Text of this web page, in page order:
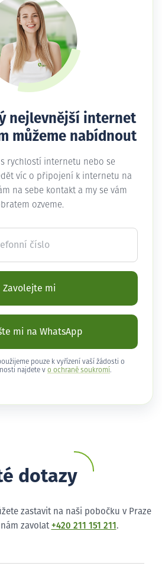
nejlevnější internet
můžeme nabídnout
s rychlostí internetu nebo se
víc o připojení k internetu na
na sebe kontakt a my se vám
ozveme.
číslo
Zavolejte mi
mi na WhatsApp
pouze k vyřízení vaší žádosti o
najdete v o ochraně soukromí .
dotazy
zastavit na naši pobočku v Praze
zavolat +420 211 151 211 .